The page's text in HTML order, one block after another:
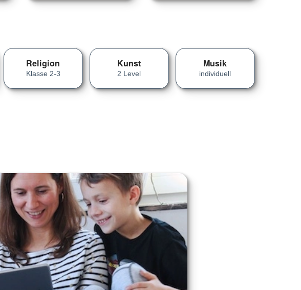
Religion
Klasse 2-3
Kunst
2 Level
Musik
individuell